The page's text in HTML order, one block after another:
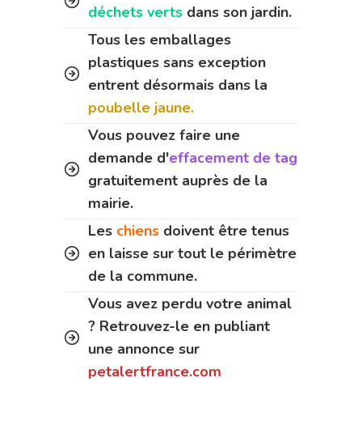
déchets verts dans son jardin.
Tous les emballages
plastiques sans exception
entrent désormais dans la
poubelle jaune.
Vous pouvez faire une
demande d'effacement de tag
gratuitement auprès de la
mairie.
Les chiens doivent être tenus
en laisse sur tout le périmètre
de la commune.
Vous avez perdu votre animal
? Retrouvez-le en publiant
une annonce sur
petalertfrance.com